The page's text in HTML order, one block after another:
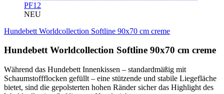
PF12
NEU
Hundebett Worldcollection Softline 90x70 cm creme
Hundebett Worldcollection Softline 90x70 cm creme
Während das Hundebett Innenkissen – standardmäßig mit
Schaumstoffflocken gefüllt – eine stützende und stabile Liegefläche
bietet, sind die gepolsterten hohen Ränder sicher das Highlight des